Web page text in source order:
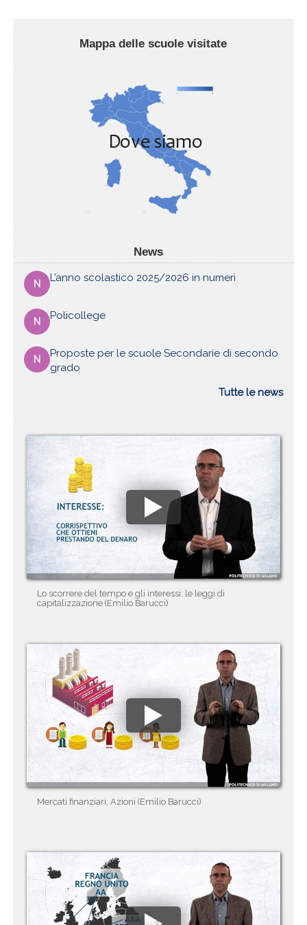
Mappa delle scuole visitate
News
N L’anno scolastico 2025/2026 in numeri
N Policollege
N
Proposte per le scuole Secondarie di secondo
grado
Tutte le news
Lo scorrere del tempo e gli interessi: le leggi di
capitalizzazione (Emilio Barucci)
Mercati finanziari, Azioni (Emilio Barucci)